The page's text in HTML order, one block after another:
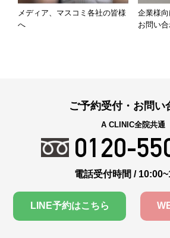
メディア、マスコミ各社の皆様
へ
企業様向
お問い
ご予約受付・お問い
A CLINIC全院共通
0120-
電話受付時間 /
LINE予約はこちら